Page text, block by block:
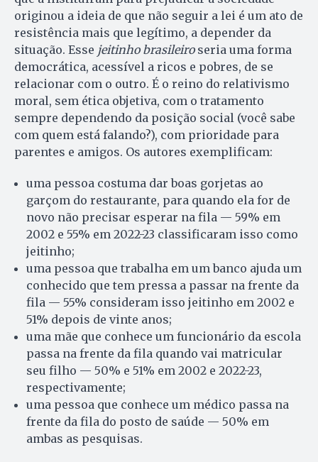
originou a ideia de que não seguir a lei é um ato de
resistência mais que legítimo, a depender da
situação. Esse jeitinho brasileiroseria uma forma
democrática, acessível a ricos e pobres, de se
relacionar com o outro. É o reino do relativismo
moral, sem ética objetiva, com o tratamento
sempre dependendo da posição social (você sabe
com quem está falando?), com prioridade para
parentes e amigos. Os autores exemplificam:
uma pessoa costuma dar boas gorjetas ao
garçom do restaurante, para quando ela for de
novo não precisar esperar na fila — 59% em
2002 e 55% em 2022-23 classificaram isso como
jeitinho;
uma pessoa que trabalha em um banco ajuda um
conhecido que tem pressa a passar na frente da
fila — 55% consideram isso jeitinho em 2002 e
51% depois de vinte anos;
uma mãe que conhece um funcionário da escola
passa na frente da fila quando vai matricular
seu filho — 50% e 51% em 2002 e 2022-23,
respectivamente;
uma pessoa que conhece um médico passa na
frente da fila do posto de saúde — 50% em
ambas as pesquisas.